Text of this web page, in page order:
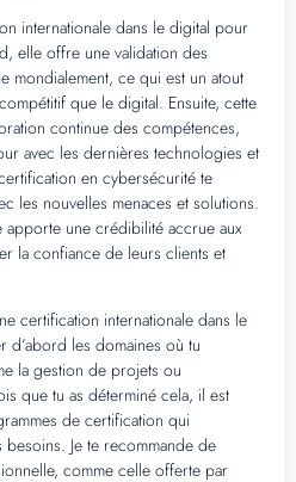
internationale dans le digital pour
elle offre une validation des
mondialement, ce qui est un atout
que le digital. Ensuite, cette
continue des compétences,
avec les dernières technologies et
en cybersécurité te
les nouvelles menaces et solutions.
apporte une crédibilité accrue aux
la confiance de leurs clients et
certification internationale dans le
d’abord les domaines où tu
la gestion de projets ou
que tu as déterminé cela, il est
de certification qui
Je te recommande de
comme celle offerte par